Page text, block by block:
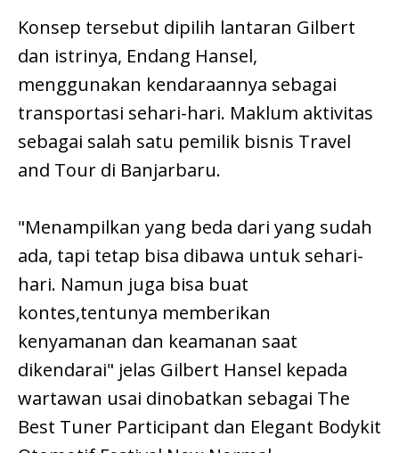
Konsep tersebut dipilih lantaran Gilbert
dan istrinya, Endang Hansel,
menggunakan kendaraannya sebagai
transportasi sehari-hari. Maklum aktivitas
sebagai salah satu pemilik bisnis Travel
and Tour di Banjarbaru.
"Menampilkan yang beda dari yang sudah
ada, tapi tetap bisa dibawa untuk sehari-
hari. Namun juga bisa buat
kontes,tentunya memberikan
kenyamanan dan keamanan saat
dikendarai" jelas Gilbert Hansel kepada
wartawan usai dinobatkan sebagai The
Best Tuner Participant dan Elegant Bodykit